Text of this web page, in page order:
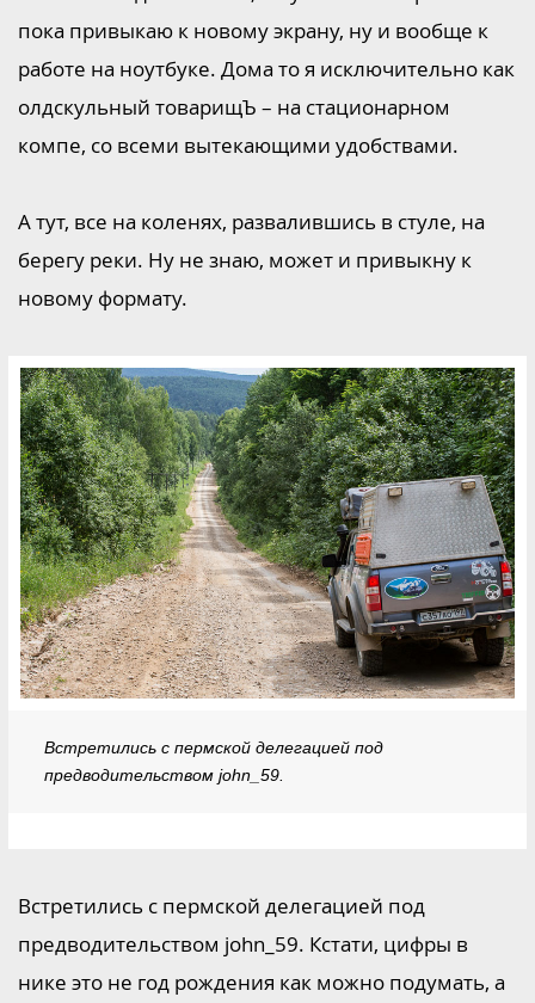
пока привыкаю к новому экрану, ну и вообще к
работе на ноутбуке. Дома то я исключительно как
олдскульный товарищЪ – на стационарном
компе, со всеми вытекающими удобствами.
А тут, все на коленях, развалившись в стуле, на
берегу реки. Ну не знаю, может и привыкну к
новому формату.
Встретились с пермской делегацией под
предводительством john_59.
Встретились с пермской делегацией под
предводительством john_59. Кстати, цифры в
нике это не год рождения как можно подумать, а